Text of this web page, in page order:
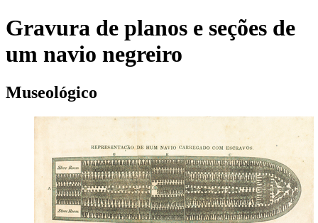
Gravura de planos e seções de
um navio negreiro
Museológico